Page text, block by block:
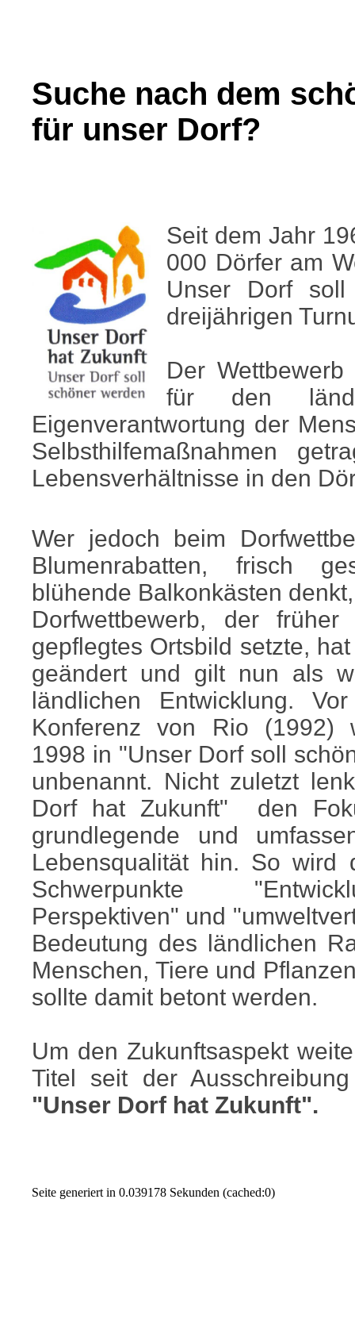
Suche nach dem
für unser Dorf?
Seit dem Jahr
000 Dörfer am
Unser Dorf
dreijährigen
Der
für den
Eigenverantwortung der
Selbsthilfemaßnahmen
Lebensverhältnisse in den
Wer jedoch beim
Blumenrabatten, frisch
blühende Balkonkästen
Dorfwettbewerb, der
gepflegtes Ortsbild setzte,
geändert und gilt nun als
ländlichen Entwicklung.
Konferenz von Rio (1992)
1998 in "Unser Dorf soll
unbenannt. Nicht zuletzt
Dorf hat Zukunft"
den
grundlegende und
Lebensqualität hin. So wird
Schwerpunkte
Perspektiven" und
Bedeutung des ländlichen
Menschen, Tiere und
sollte damit betont werden.
Um den Zukunftsaspekt
Titel seit der
"Unser Dorf hat Zukunft".
Seite generiert in 0.039178 Sekunden (cached:0)